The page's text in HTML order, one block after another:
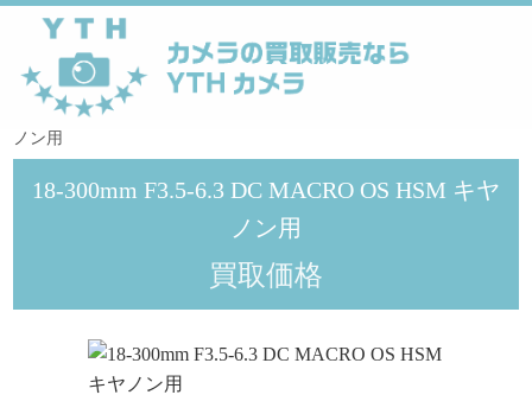
YTHカメラ >
ノン用
18-300mm F3.5-6.3 DC MACRO OS HSM キヤ
ノン用
買取価格